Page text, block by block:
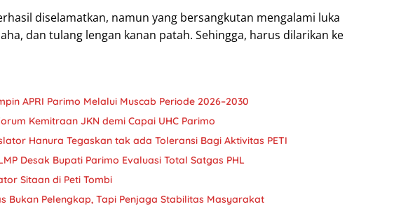
diselamatkan, namun yang bersangkutan mengalami luka
dan tulang lengan kanan patah. Sehingga, harus dilarikan ke
APRI Parimo Melalui Muscab Periode 2026–2030
Kemitraan JKN demi Capai UHC Parimo
Hanura Tegaskan tak ada Toleransi Bagi Aktivitas PETI
Desak Bupati Parimo Evaluasi Total Satgas PHL
Sitaan di Peti Tombi
Bukan Pelengkap, Tapi Penjaga Stabilitas Masyarakat